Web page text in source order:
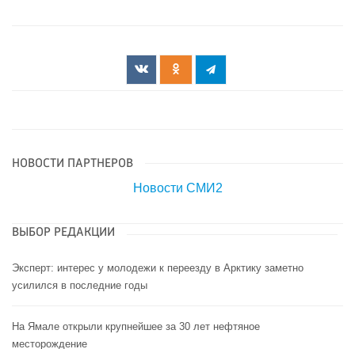
НОВОСТИ ПАРТНЕРОВ
Новости СМИ2
ВЫБОР РЕДАКЦИИ
Эксперт: интерес у молодежи к переезду в Арктику заметно
усилился в последние годы
На Ямале открыли крупнейшее за 30 лет нефтяное
месторождение